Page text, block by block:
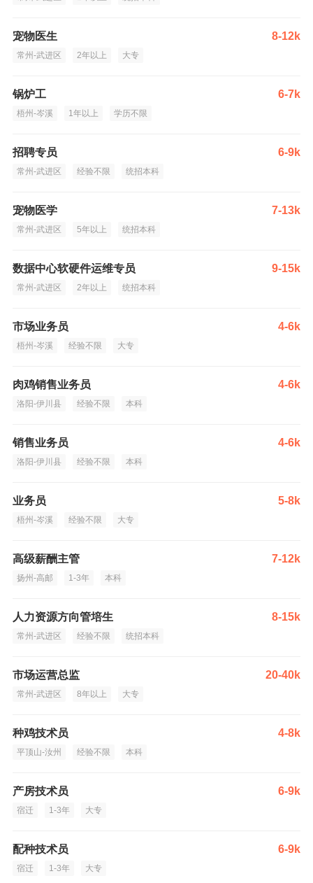
宠物医生 8-12k
常州-武进区 2年以上 大专
锅炉工 6-7k
梧州-岑溪 1年以上 学历不限
招聘专员 6-9k
常州-武进区 经验不限 统招本科
宠物医学 7-13k
常州-武进区 5年以上 统招本科
数据中心软硬件运维专员 9-15k
常州-武进区 2年以上 统招本科
市场业务员 4-6k
梧州-岑溪 经验不限 大专
肉鸡销售业务员 4-6k
洛阳-伊川县 经验不限 本科
销售业务员 4-6k
洛阳-伊川县 经验不限 本科
业务员 5-8k
梧州-岑溪 经验不限 大专
高级薪酬主管 7-12k
扬州-高邮 1-3年 本科
人力资源方向管培生 8-15k
常州-武进区 经验不限 统招本科
市场运营总监 20-40k
常州-武进区 8年以上 大专
种鸡技术员 4-8k
平顶山-汝州 经验不限 本科
产房技术员 6-9k
宿迁 1-3年 大专
配种技术员 6-9k
宿迁 1-3年 大专